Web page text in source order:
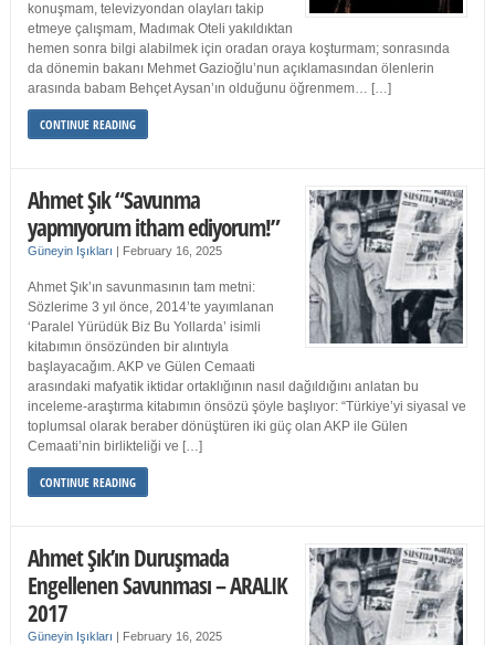
konuşmam, televizyondan olayları takip
etmeye çalışmam, Madımak Oteli yakıldıktan
hemen sonra bilgi alabilmek için oradan oraya koşturmam; sonrasında
da dönemin bakanı Mehmet Gazioğlu’nun açıklamasından ölenlerin
arasında babam Behçet Aysan’ın olduğunu öğrenmem… […]
CONTINUE READING
Ahmet Şık “Savunma
yapmıyorum itham ediyorum!”
Güneyin Işıkları | February 16, 2025
Ahmet Şık’ın savunmasının tam metni:
Sözlerime 3 yıl önce, 2014’te yayımlanan
‘Paralel Yürüdük Biz Bu Yollarda’ isimli
kitabımın önsözünden bir alıntıyla
başlayacağım. AKP ve Gülen Cemaati
arasındaki mafyatik iktidar ortaklığının nasıl dağıldığını anlatan bu
inceleme-araştırma kitabımın önsözü şöyle başlıyor: “Türkiye’yi siyasal ve
toplumsal olarak beraber dönüştüren iki güç olan AKP ile Gülen
Cemaati’nin birlikteliği ve […]
CONTINUE READING
Ahmet Şık’ın Duruşmada
Engellenen Savunması – ARALIK
2017
Güneyin Işıkları | February 16, 2025